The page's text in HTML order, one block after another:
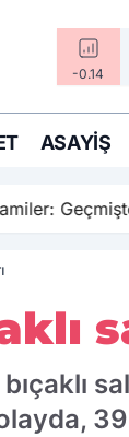
-0.14
ASAYIŞ